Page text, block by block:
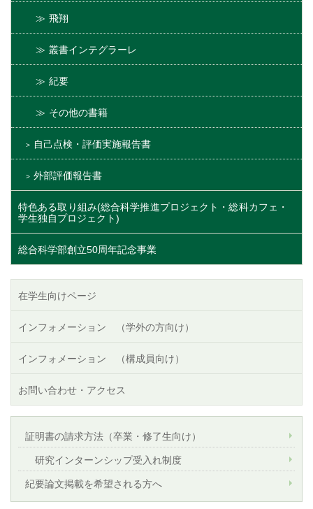
飛翔
叢書インテグラーレ
紀要
その他の書籍
自己点検・評価実施報告書
外部評価報告書
特色ある取り組み(総合科学推進プロジェクト・総科カフェ・
学生独自プロジェクト)
総合科学部創立50周年記念事業
在学生向けページ
インフォメーション （学外の方向け）
インフォメーション （構成員向け）
お問い合わせ・アクセス
証明書の請求方法（卒業・修了生向け）
研究インターンシップ受入れ制度
紀要論文掲載を希望される方へ